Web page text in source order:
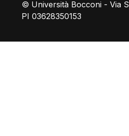
© Università Bocconi - Via
PI 03628350153